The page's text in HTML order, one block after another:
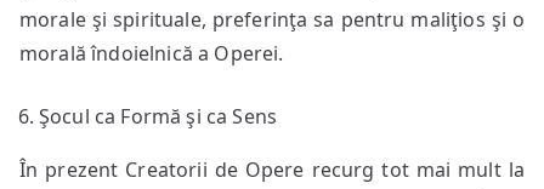
morale şi spirituale, preferinţa sa pentru maliţios şi o
morală îndoielnică a Operei.
Şocul ca Formă şi ca Sens
În prezent Creatorii de Opere recurg tot mai mult la